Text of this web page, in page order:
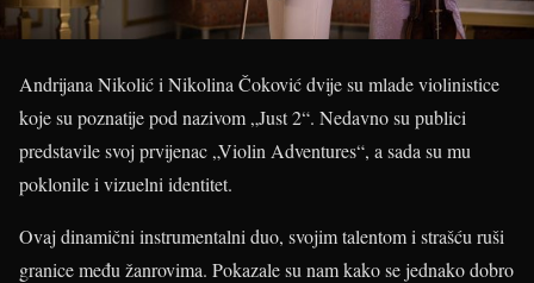
Andrijana Nikolić i Nikolina Čoković dvije su mlade violinistice
koje su poznatije pod nazivom „Just 2“. Nedavno su publici
predstavile svoj prvijenac „Violin Adventures“, a sada su mu
poklonile i vizuelni identitet.
Ovaj dinamični instrumentalni duo, svojim talentom i strašću ruši
granice među žanrovima. Pokazale su nam kako se jednako dobro